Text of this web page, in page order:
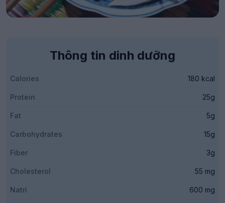
Thông tin dinh dưỡng
Calories 180 kcal
Protein 25g
Fat 5g
Carbohydrates 15g
Fiber 3g
Cholesterol 55 mg
Natri 600 mg